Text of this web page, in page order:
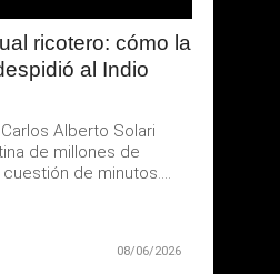
ricotero: cómo la
al Indio
Alberto Solari
de millones de
de minutos....
08/06/2026